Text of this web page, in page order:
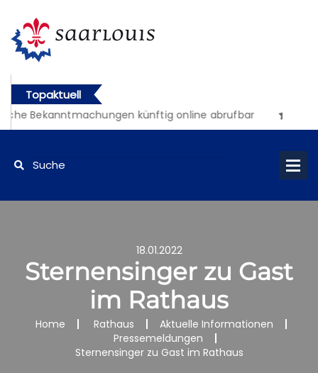
Topaktuell
Bekanntmachungen künftig online abrufbar
18.01.2022
Sternensinger zu Gast
im Rathaus
Home Rathaus
Aktuelle Informationen
Pressemeldungen
Sternensinger zu Gast im Rathaus